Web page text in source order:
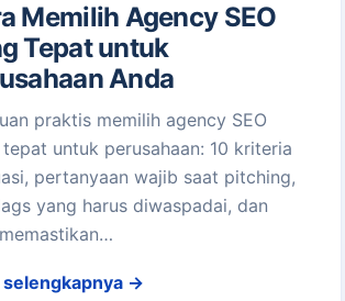
Memilih Agency SEO
Tepat untuk
Anda
praktis memilih agency SEO
untuk perusahaan: 10 kriteria
pertanyaan wajib saat pitching,
yang harus diwaspadai, dan
selengkapnya →